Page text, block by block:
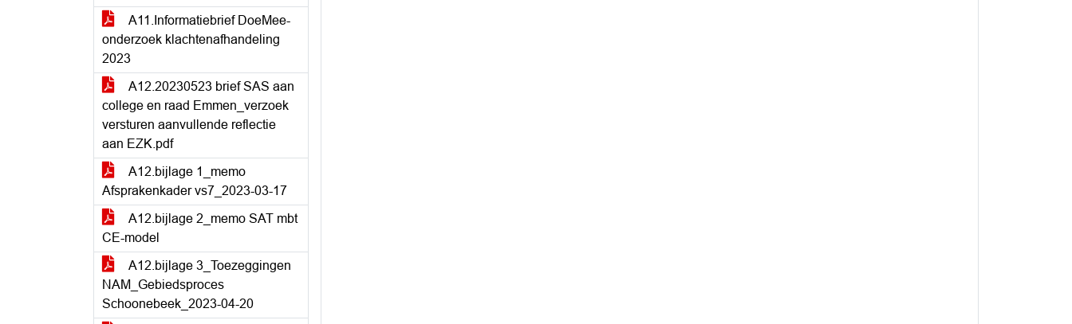
A11.Informatiebrief DoeMee-
onderzoek klachtenafhandeling
2023
A12.20230523 brief SAS aan
college en raad Emmen_verzoek
versturen aanvullende reflectie
aan EZK.pdf
A12.bijlage 1_memo
Afsprakenkader vs7_2023-03-17
A12.bijlage 2_memo SAT mbt
CE-model
A12.bijlage 3_Toezeggingen
NAM_Gebiedsproces
Schoonebeek_2023-04-20